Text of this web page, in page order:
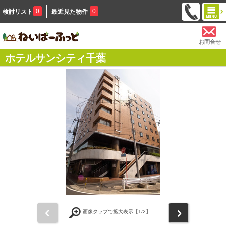
検討リスト 0 最近見た物件 0
お問合せ
ホテルサンシティ千葉
画像タップで拡大表示【1/2】